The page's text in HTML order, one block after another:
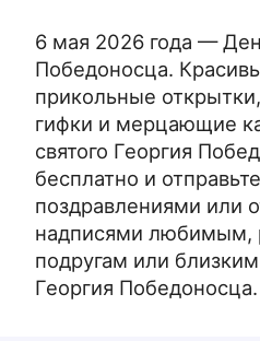
6 мая 2026 года —
Победоносца.
прикольные
гифки и мерцающие
святого Георгия
бесплатно и
поздравлениями или
надписями любимым,
подругам или
Георгия Победоносца.